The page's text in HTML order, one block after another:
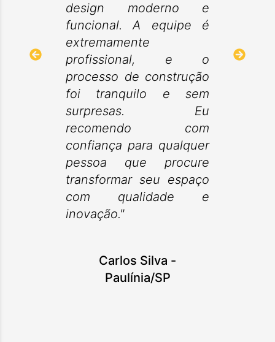
design moderno e
funcional. A equipe é
extremamente
profissional, e o
processo de construção
foi tranquilo e sem
surpresas. Eu
recomendo com
confiança para qualquer
pessoa que procure
transformar seu espaço
com qualidade e
inovação."
Carlos Silva -
Paulínia/SP